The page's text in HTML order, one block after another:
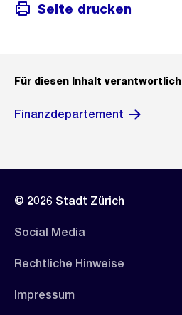
Seite drucken
Für diesen Inhalt verantwortlich
Finanzdepartement
© 2026 Stadt Zürich
Social Media
Rechtliche Hinweise
Impressum